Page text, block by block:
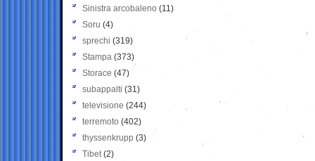
Sinistra arcobaleno (11)
Soru (4)
sprechi (319)
Stampa (373)
Storace (47)
subappalti (31)
televisione(244)
terremoto (402)
thyssenkrupp (3)
Tibet(2)